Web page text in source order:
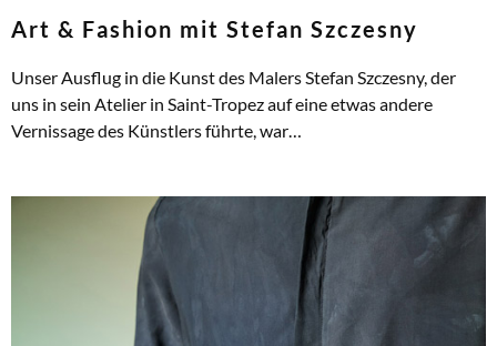
Art & Fashion mit Stefan Szczesny
Unser Ausflug in die Kunst des Malers Stefan Szczesny, der
uns in sein Atelier in Saint-Tropez auf eine etwas andere
Vernissage des Künstlers führte, war…